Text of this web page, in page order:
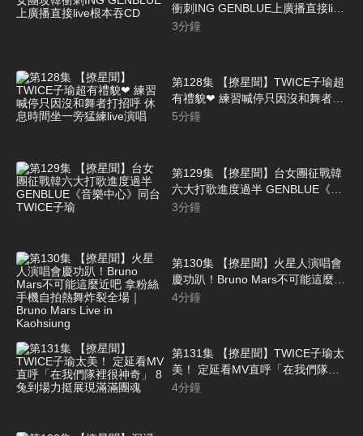
衝刺ING GENBLUE上廣播直接live
根本吞CD
3分鐘
第128集 【撩星聞】TWICE子瑜超
有禮貌❤ 練習喊停只因沒和舞者打
招呼 休息時間坐一旁猛練live演唱
5分鐘
第129集 【撩星聞】台女團征戰韓
六大打歌進度過半 GENBLUE《音
樂中心》同台TWICE子瑜
3分鐘
第130集 【撩星聞】火星人演唱會
慶功趴！Bruno Mars不可能這麼近
吧 拿粉絲手機自拍熱舞炸裂全場｜
4分鐘
第131集 【撩星聞】TWICE子瑜太
美！ 定延看MV直呼「在我們隊裡
很神奇」 8兔到場力挺展現滿滿團
4分鐘